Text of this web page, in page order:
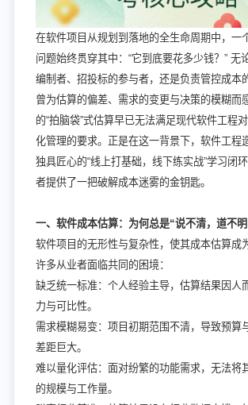
在软件项目从规划到落地的全生命周期中，一
问题始终贯穿其中：“它到底要花多少钱？” 无
编制者、招投标的参与者，还是负责管控成本
曾为估算的偏差、需求的变更与决策的模糊而
的“拍脑袋”式估算早已无法满足现代软件工程
化管理的要求。正是在这一背景下，软件工程
独具匠心的“线上打基础，线下练实战”学习闭
者提供了一把破解成本迷雾的金钥匙。
一、软件成本估算：为何总是“说不清，道不明
软件项目的无形性与复杂性，使其成本估算成
许多从业者面临共同的困境：
缺乏统一标准：个人经验主导，估算结果因人
力与可比性。
需求模糊易变：项目初期范围不清，导致预算
差距巨大。
难以量化评估：面对纷繁的功能需求，无法将
的规模与工作量。